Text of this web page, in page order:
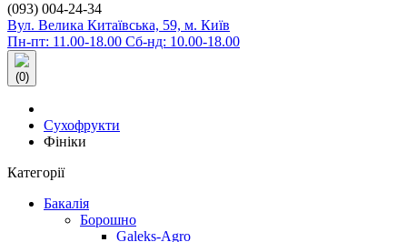
(093) 004-24-34
Вул. Велика Китаївська, 59, м. Київ
Пн-пт: 11.00-18.00 Сб-нд: 10.00-18.00
(0)
Сухофрукти
Фініки
Категорії
Бакалія
Борошно
Galeks-Agro